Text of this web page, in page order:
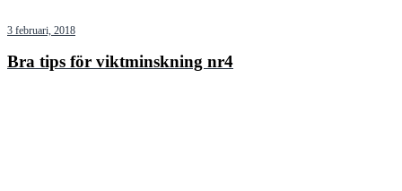
3 februari, 2018
Bra tips för viktminskning nr4